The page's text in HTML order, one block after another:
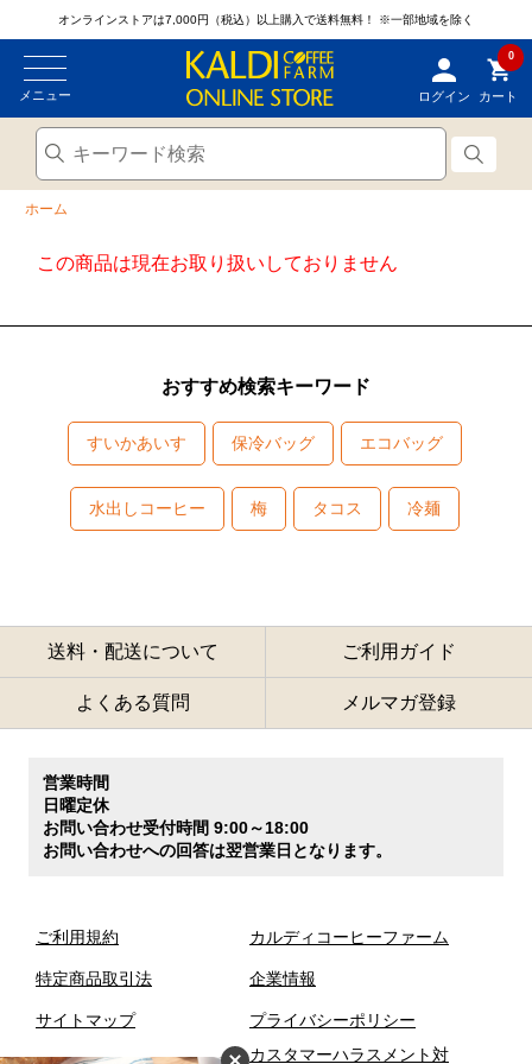
オンラインストアは7,000円（税込）以上購入で送料無料！ ※一部地域を除く
メニュー ログイン
0
カート
ホーム
この商品は現在お取り扱いしておりません
おすすめ検索キーワード
すいかあいす 保冷バッグ エコバッグ
水出しコーヒー 梅 タコス 冷麺
送料・配送について ご利用ガイド
よくある質問 メルマガ登録
営業時間
日曜定休
お問い合わせ受付時間 9:00～18:00
お問い合わせへの回答は翌営業日となります。
ご利用規約
特定商品取引法
サイトマップ
カルディコーヒーファーム
企業情報
プライバシーポリシー
カスタマーハラスメント対